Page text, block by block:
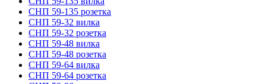
СНП 59-135 розетка
СНП 59-32 вилка
СНП 59-32 розетка
СНП 59-48 вилка
СНП 59-48 розетка
СНП 59-64 вилка
СНП 59-64 розетка